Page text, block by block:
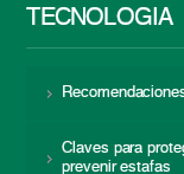
TECNOLOGÍA
Claves para
prevenir estafas